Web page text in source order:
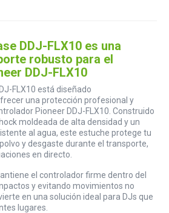
DDJ-FLX10 es una
robusto para el
DDJ-FLX10
FLX10 está diseñado
una protección profesional y
Pioneer DDJ-FLX10. Construido
moldeada de alta densidad y un
al agua, este estuche protege tu
y desgaste durante el transporte,
en directo.
el controlador firme dentro del
y evitando movimientos no
en una solución ideal para DJs que
lugares.